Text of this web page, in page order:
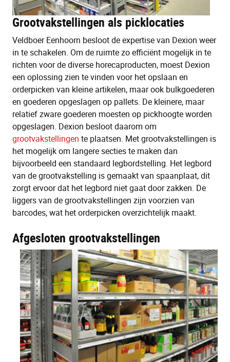
Grootvakstellingen als picklocaties
Veldboer Eenhoorn besloot de expertise van Dexion weer
in te schakelen. Om de ruimte zo efficiënt mogelijk in te
richten voor de diverse horecaproducten, moest Dexion
een oplossing zien te vinden voor het opslaan en
orderpicken van kleine artikelen, maar ook bulkgoederen
en goederen opgeslagen op pallets. De kleinere, maar
relatief zware goederen moesten op pickhoogte worden
opgeslagen. Dexion besloot daarom om
grootvakstellingen te plaatsen. Met grootvakstellingen is
het mogelijk om langere secties te maken dan
bijvoorbeeld een standaard legbordstelling. Het legbord
van de grootvakstelling is gemaakt van spaanplaat, dit
zorgt ervoor dat het legbord niet gaat door zakken. De
liggers van de grootvakstellingen zijn voorzien van
barcodes, wat het orderpicken overzichtelijk maakt.
Afgesloten grootvakstellingen